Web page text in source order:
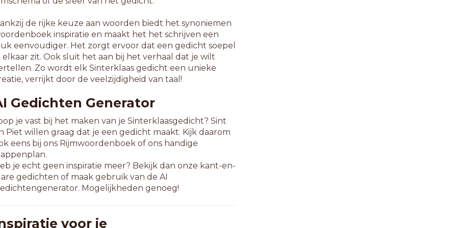
de rijke keuze aan woorden biedt het synoniemen
inspiratie en maakt het het schrijven een
eenvoudiger. Het zorgt ervoor dat een gedicht soepel
elkaar zit. Ook sluit het aan bij het verhaal dat je wilt
Zo wordt elk Sinterklaas gedicht een unieke
verrijkt door de veelzijdigheid van taal!
Gedichten Generator
je vast bij het maken van je Sinterklaasgedicht? Sint
Piet willen graag dat je een gedicht maakt. Kijk daarom
eens bij ons Rijmwoordenboek of ons handige
je echt geen inspiratie meer? Bekijk dan onze kant-en-
gedichten of maak gebruik van de AI
Mogelijkheden genoeg!
voor je